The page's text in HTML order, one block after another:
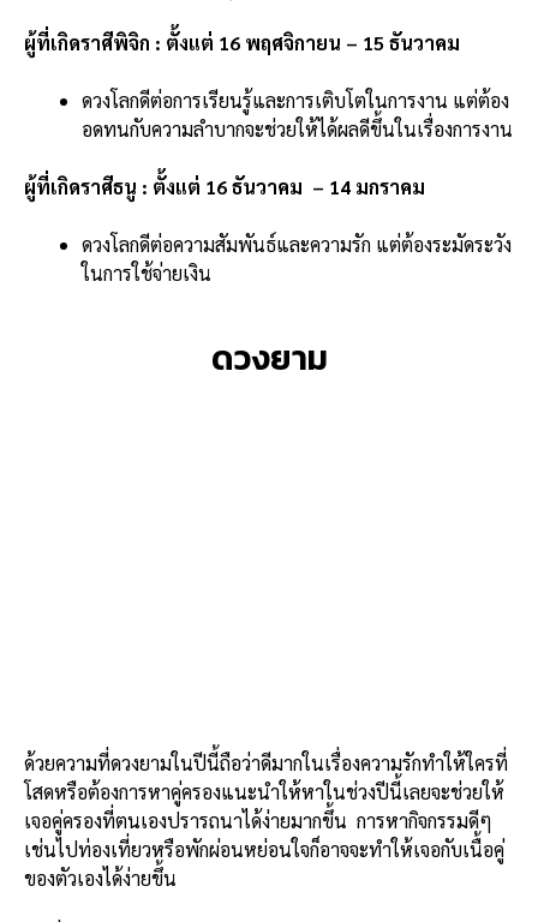
ผู้ที่เกิดราศีพิจิก : ตั้งแต่ 16 พฤศจิกายน – 15 ธันวาคม
ดวงโลกดีต่อการเรียนรู้และการเติบโตในการงาน แต่ต้อง
อดทนกับความลำบากจะช่วยให้ได้ผลดีขึ้นในเรื่องการงาน
ผู้ที่เกิดราศีธนู : ตั้งแต่ 16 ธันวาคม – 14 มกราคม
ดวงโลกดีต่อความสัมพันธ์และความรัก แต่ต้องระมัดระวัง
ในการใช้จ่ายเงิน
ดวงยาม
ด้วยความที่ดวงยามในปีนี้ถือว่าดีมากในเรื่องความรักทำให้ใครที่
โสดหรือต้องการหาคู่ครองแนะนำให้หาในช่วงปีนี้เลยจะช่วยให้
เจอคู่ครองที่ตนเองปรารถนาได้ง่ายมากขึ้น การหากิจกรรมดีๆ
เช่นไปท่องเที่ยวหรือพักผ่อนหย่อนใจก็อาจจะทำให้เจอกับเนื้อคู่
ของตัวเองได้ง่ายขึ้น